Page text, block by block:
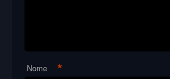
Nome *